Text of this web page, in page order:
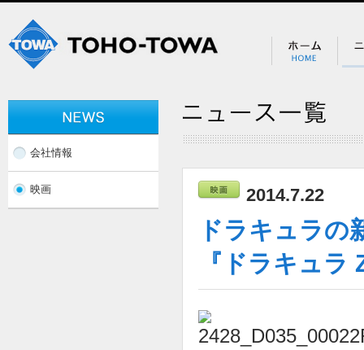
2014.7.22
ドラキュラの
『ドラキュラ
会社情報
映画